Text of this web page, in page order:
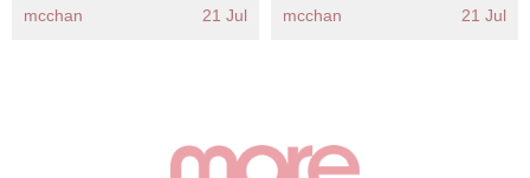
mcchan 21 Jul mcchan 21 Jul